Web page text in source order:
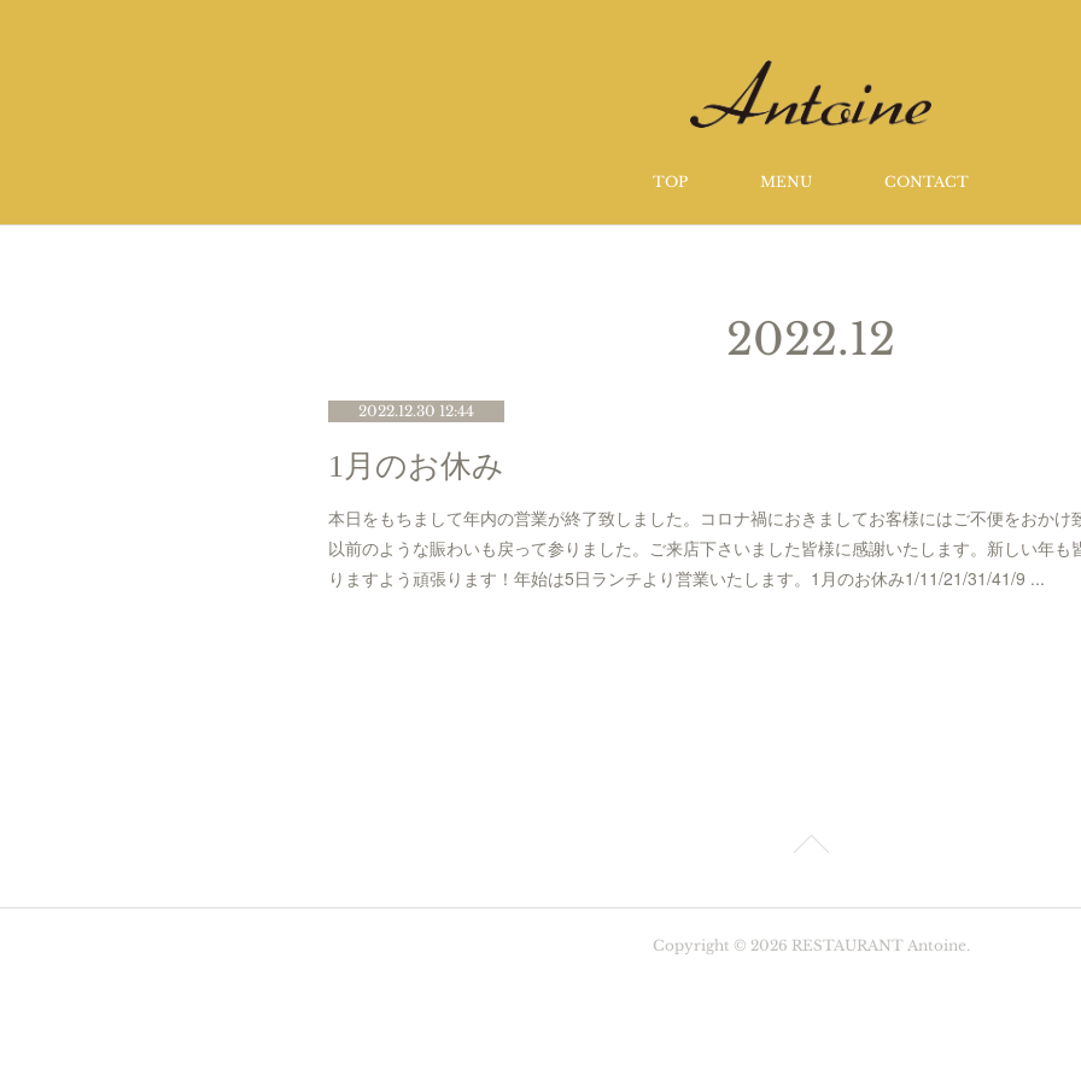
TOP MENU CONTACT
2022.12
2022.12.30 12:44
1月のお休み
本日をもちまして年内の営業が終了致しました。コロナ禍におきましてお客様にはご不便をおかけ
以前のような賑わいも戻って参りました。ご来店下さいました皆様に感謝いたします。新しい年も
りますよう頑張ります！年始は5日ランチより営業いたします。1月のお休み1/11/21/31/41/9 ...
Copyright © 2026 RESTAURANT Antoine.